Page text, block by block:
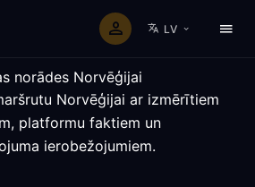
LV
norādes Norvēģijai
Norvēģijai ar izmērītiem
platformu faktiem un
ierobežojumiem.